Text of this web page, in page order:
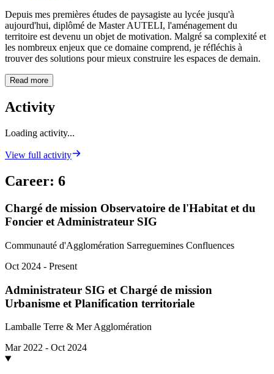
Depuis mes premières études de paysagiste au lycée jusqu'à
aujourd'hui, diplômé de Master AUTELI, l'aménagement du
territoire est devenu un objet de motivation. Malgré sa complexité et
les nombreux enjeux que ce domaine comprend, je réfléchis à
trouver des solutions pour mieux construire les espaces de demain.
Read more
Activity
Loading activity...
View full activity
Career: 6
Chargé de mission Observatoire de l'Habitat et du
Foncier et Administrateur SIG
Communauté d'Agglomération Sarreguemines Confluences
Oct 2024 - Present
Administrateur SIG et Chargé de mission
Urbanisme et Planification territoriale
Lamballe Terre & Mer Agglomération
Mar 2022 - Oct 2024